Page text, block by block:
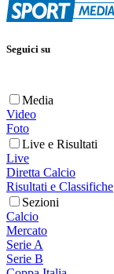
Seguici su
Media
Video
Foto
Live e Risultati
Live
Diretta Calcio
Risultati e Classifiche
Sezioni
Calcio
Mercato
Serie A
Serie B